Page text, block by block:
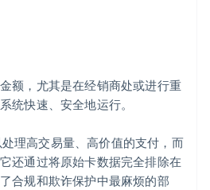
额，尤其是在经销商处或进行重
统快速、安全地运行。
理高交易量、高价值的支付，而
还通过将原始卡数据完全排除在
合规和欺诈保护中最麻烦的部